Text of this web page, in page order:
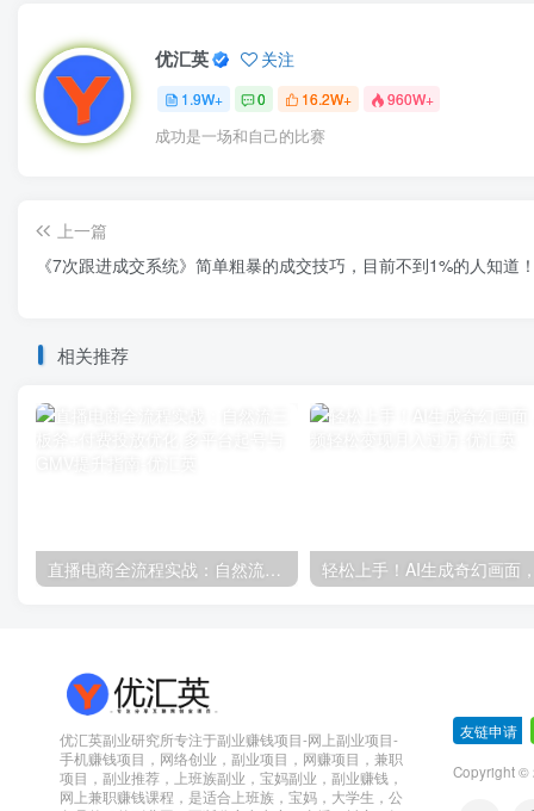
优汇英 关注
1.9W+ 0 16.2W+ 960W+
成功是一场和自己的比赛
上一篇
《7次跟进成交系统》简单粗暴的成交技巧，目前不到1%的人知道
相关推荐
优汇英副业研究所专注于副业赚钱项目-网上副业项目-
手机赚钱项目，网络创业，副业项目，网赚项目，兼职
项目，副业推荐，上班族副业，宝妈副业，副业赚钱，
网上兼职赚钱课程，是适合上班族，宝妈，大学生，公
友链申请
Copyright ©